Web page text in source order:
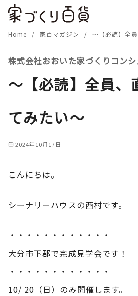
Home 家百マガジン ～【必読】全
株式会社おおいた家づくりコン
～【必読】全員、
てみたい～
2024年10月17日
こんにちは。
シーナリーハウスの西村です。
・・・・・・・・・・・・
大分市下郡で完成見学会です！
・・・・・・・・・・・・
10/ 20（日）のみ開催します。